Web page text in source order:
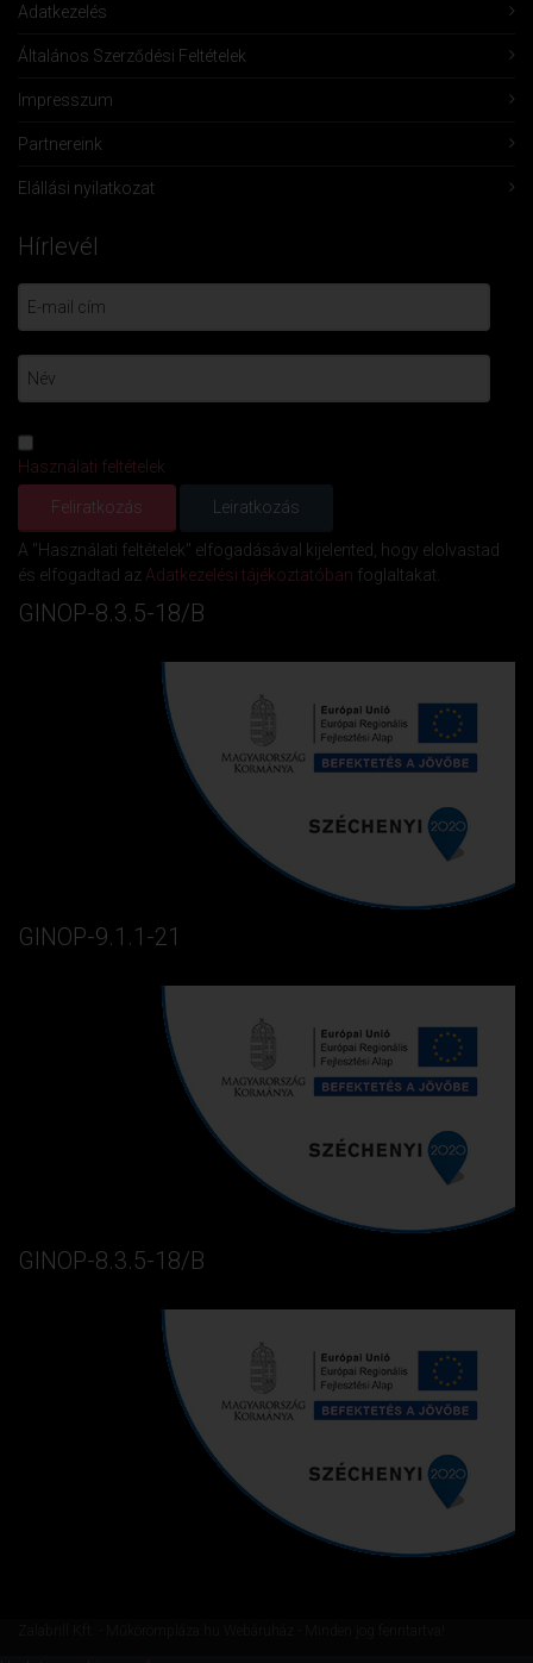
Adatkezelés
Általános Szerződési Feltételek
Impresszum
Partnereink
Elállási nyilatkozat
Hírlevél
Használati feltételek
A "Használati feltételek" elfogadásával kijelented, hogy elolvastad
és elfogadtad az Adatkezelési tájékoztatóban foglaltakat.
GINOP-8.3.5-18/B
GINOP-9.1.1-21
GINOP-8.3.5-18/B